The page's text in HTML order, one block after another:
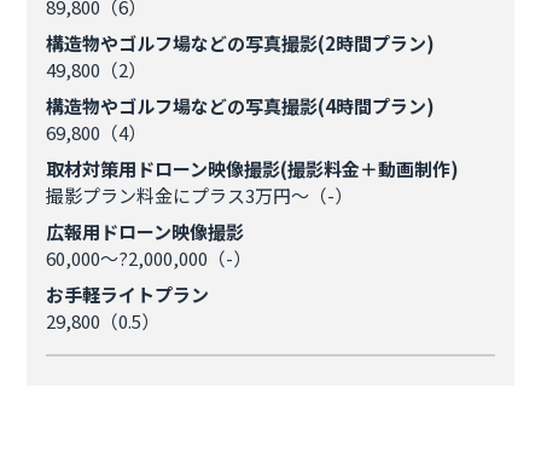
89,800（6）
構造物やゴルフ場などの写真撮影(2時間プラン)
49,800（2）
構造物やゴルフ場などの写真撮影(4時間プラン)
69,800（4）
取材対策用ドローン映像撮影(撮影料金＋動画制作)
撮影プラン料金にプラス3万円～（-）
広報用ドローン映像撮影
60,000～?2,000,000（-）
お手軽ライトプラン
29,800（0.5）